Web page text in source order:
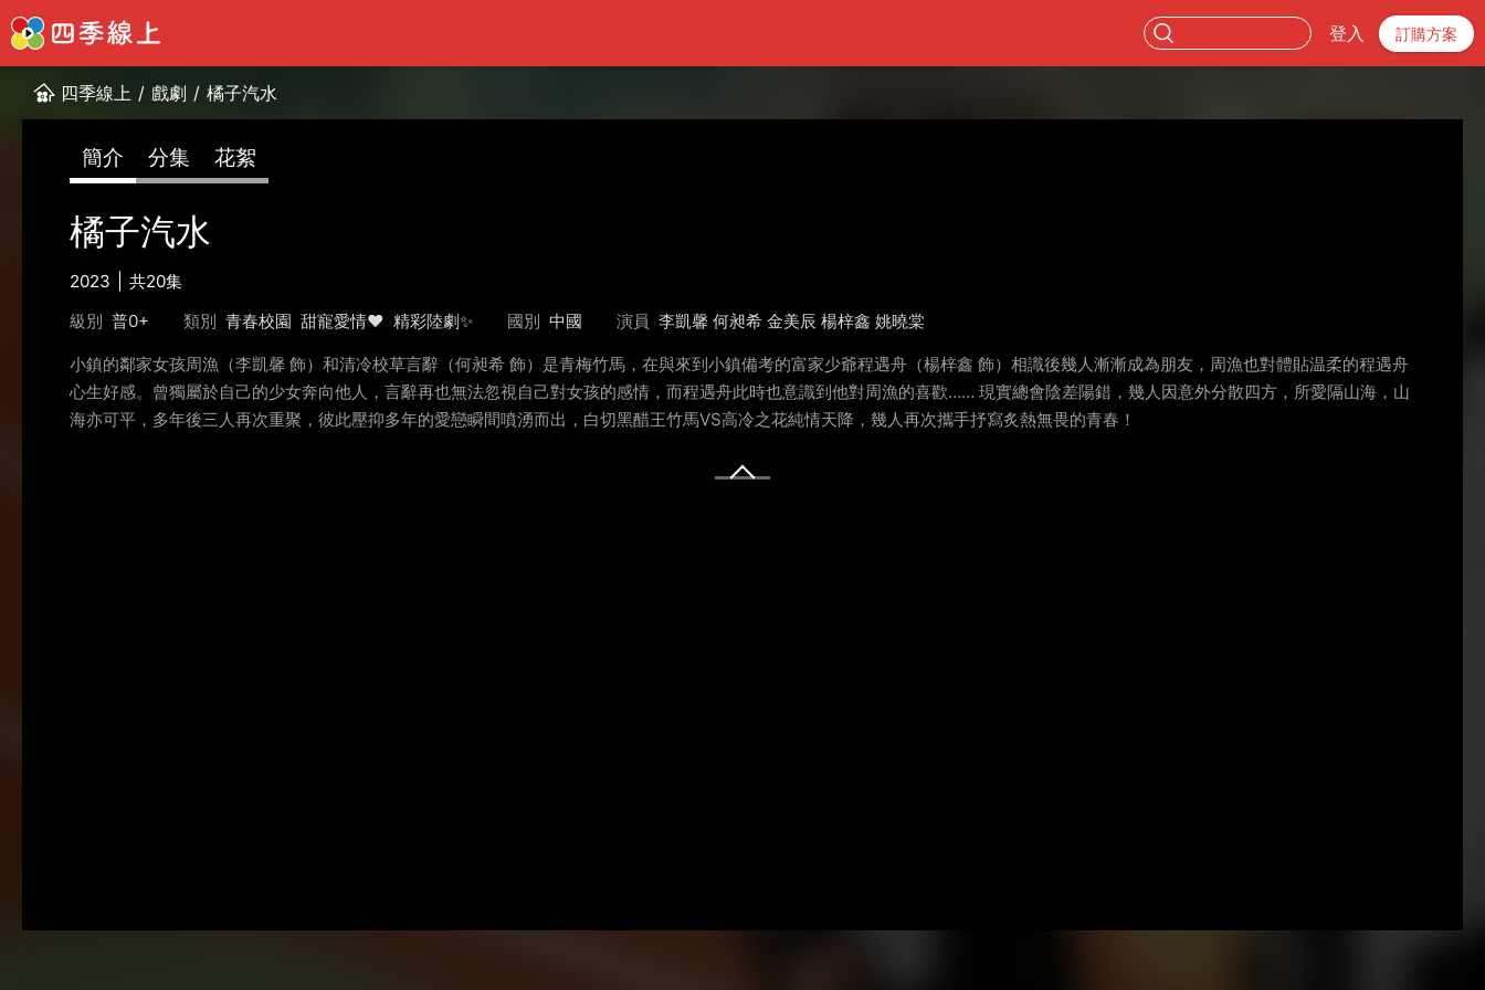
登入 訂購方案
四季線上 / 戲劇 / 橘子汽水
簡介 分集 花絮
橘子汽水
2023
共20集
級別 普0+ 類別 青春校園 甜寵愛情❤️ 精彩陸劇✨ 國別 中國 演員 李凱馨 何昶希 金美辰 楊梓鑫 姚曉棠
小鎮的鄰家女孩周漁（李凱馨 飾）和清冷校草言辭（何昶希 飾）是青梅竹馬，在與來到小鎮備考的富家少爺程遇舟（楊梓鑫 飾）相識後幾人漸漸成為朋友，周漁也對體貼温柔的程遇舟
心生好感。曾獨屬於自己的少女奔向他人，言辭再也無法忽視自己對女孩的感情，而程遇舟此時也意識到他對周漁的喜歡…… 現實總會陰差陽錯，幾人因意外分散四方，所愛隔山海，山
海亦可平，多年後三人再次重聚，彼此壓抑多年的愛戀瞬間噴湧而出，白切黑醋王竹馬VS高冷之花純情天降，幾人再次攜手抒寫炙熱無畏的青春！